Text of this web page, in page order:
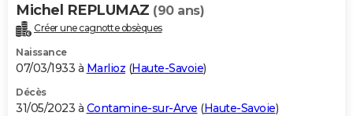
Bricolage
Lifestyle
Culture
Sport
Auto
Television
Voyage
Cinema
Michel REPLUMAZ (90 ans)
Créer une cagnotte obsèques
Naissance
07/03/1933 à Marlioz (Haute-Savoie)
Décès
31/05/2023 à Contamine-sur-Arve (Haute-Savoie)